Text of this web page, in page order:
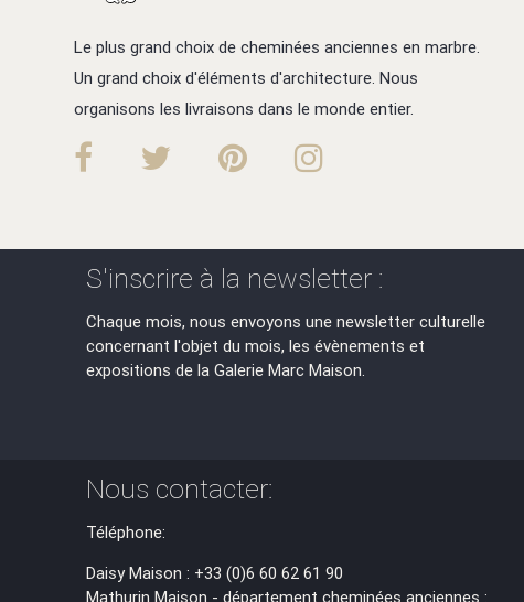
Le plus grand choix de cheminées anciennes en marbre.
Un grand choix d'éléments d'architecture. Nous
organisons les livraisons dans le monde entier.
S'inscrire à la newsletter :
Chaque mois, nous envoyons une newsletter culturelle
concernant l'objet du mois, les évènements et
expositions de la Galerie Marc Maison.
Nous contacter:
Téléphone:
Daisy Maison : +33 (0)6 60 62 61 90
Mathurin Maison - département cheminées anciennes :